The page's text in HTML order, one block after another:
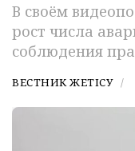
В своём
рост числа
соблюдения
ВЕСТНИК ЖЕТІСУ